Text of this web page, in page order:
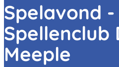
Spelavond -
Spellenclub
Meeple